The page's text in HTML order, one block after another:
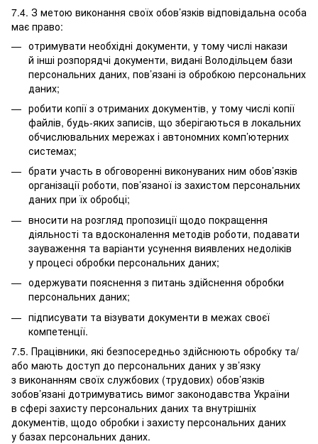
7.4. З метою виконання своїх обов’язків відповідальна особа
має право:
отримувати необхідні документи, у тому числі накази
й інші розпорядчі документи, видані Володільцем бази
персональних даних, пов’язані із обробкою персональних
даних;
робити копії з отриманих документів, у тому числі копії
файлів, будь-яких записів, що зберігаються в локальних
обчислювальних мережах і автономних комп’ютерних
системах;
брати участь в обговоренні виконуваних ним обов’язків
організації роботи, пов’язаної із захистом персональних
даних при їх обробці;
вносити на розгляд пропозиції щодо покращення
діяльності та вдосконалення методів роботи, подавати
зауваження та варіанти усунення виявлених недоліків
у процесі обробки персональних даних;
одержувати пояснення з питань здійснення обробки
персональних даних;
підписувати та візувати документи в межах своєї
компетенції.
7.5. Працівники, які безпосередньо здійснюють обробку та/
або мають доступ до персональних даних у зв’язку
з виконанням своїх службових (трудових) обов’язків
зобов’язані дотримуватись вимог законодавства України
в сфері захисту персональних даних та внутрішніх
документів, щодо обробки і захисту персональних даних
у базах персональних даних.